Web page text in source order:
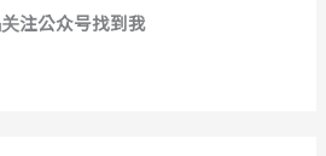
注公众号找到我